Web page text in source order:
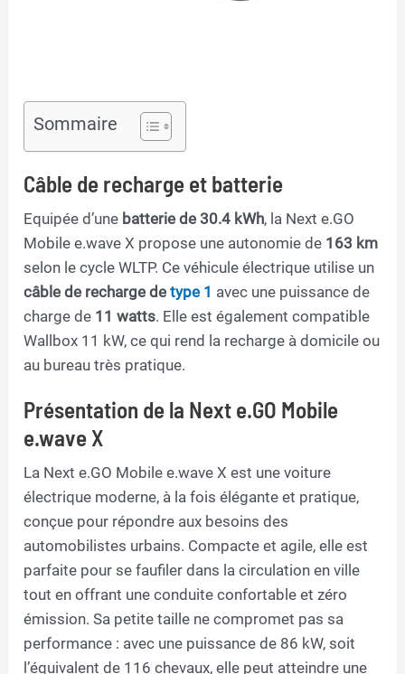
Sommaire
Câble de recharge et batterie
Equipée d’une batterie de 30.4 kWh, la Next e.GO
Mobile e.wave X propose une autonomie de 163 km
selon le cycle WLTP. Ce véhicule électrique utilise un
câble de recharge detype 1 avec une puissance de
charge de 11 watts. Elle est également compatible
Wallbox 11 kW, ce qui rend la recharge à domicile ou
au bureau très pratique.
Présentation de la Next e.GO Mobile
e.wave X
La Next e.GO Mobile e.wave X est une voiture
électrique moderne, à la fois élégante et pratique,
conçue pour répondre aux besoins des
automobilistes urbains. Compacte et agile, elle est
parfaite pour se faufiler dans la circulation en ville
tout en offrant une conduite confortable et zéro
émission. Sa petite taille ne compromet pas sa
performance : avec une puissance de 86 kW, soit
l’équivalent de 116 chevaux, elle peut atteindre une